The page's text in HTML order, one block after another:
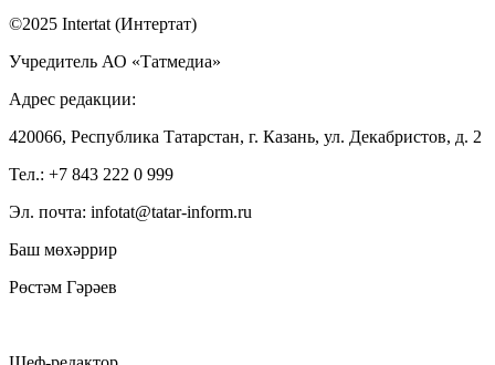
©2025 Intertat (Интертат)
Учредитель АО «Татмедиа»
Адрес редакции:
420066, Республика Татарстан, г. Казань, ул. Декабристов, д. 2
Тел.: +7 843 222 0 999
Эл. почта: infotat@tatar-inform.ru
Баш мөхәррир
Рөстәм Гәрәев